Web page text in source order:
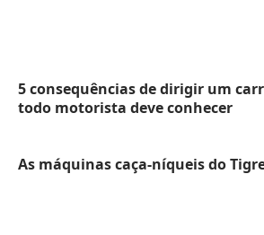
5 consequências de dirigir um
todo motorista deve conhecer
As máquinas caça-níqueis do